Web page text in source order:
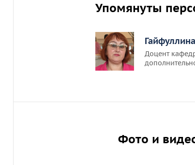
Упомянуты
Доцент
Фото и